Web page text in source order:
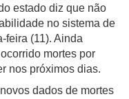
estado diz que não
no sistema de
feira (11). Ainda
mortes por
nos próximos dias.
dados de mortes